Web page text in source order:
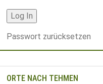
Passwort zurücksetzen
ORTE NACH TEHMEN